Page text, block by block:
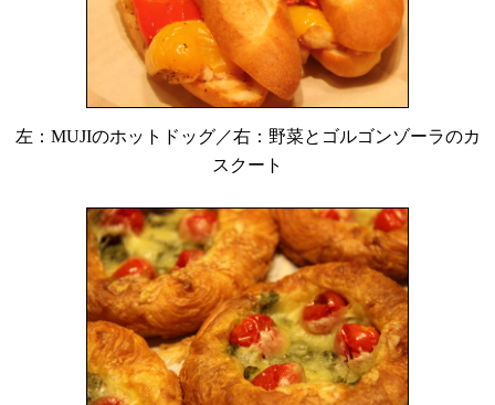
左：MUJIのホットドッグ／右：野菜とゴルゴンゾーラのカ
スクート